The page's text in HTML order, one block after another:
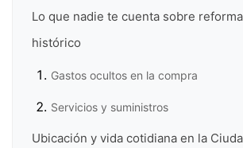
Lo que nadie te cuenta sobre
histórico
Gastos ocultos en la compra
Servicios y suministros
Ubicación y vida cotidiana en la